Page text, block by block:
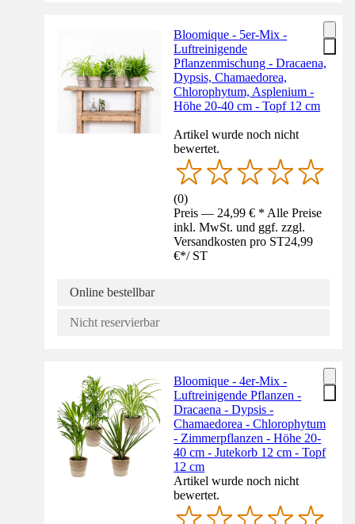
Bloomique - 5er-Mix -
Luftreinigende
Pflanzenmischung - Dracaena,
Dypsis, Chamaedorea,
Chlorophytum, Asplenium -
Höhe 20-40 cm - Topf 12 cm
Artikel wurde noch nicht
bewertet.
(0)
Preis — 24,99 € * Alle Preise
inkl. MwSt. und ggf. zzgl.
Versandkosten pro ST24,99
€*/ ST
Online bestellbar
Nicht reservierbar
Bloomique - 4er-Mix -
Luftreinigende Pflanzen -
Dracaena - Dypsis -
Chamaedorea - Chlorophytum
- Zimmerpflanzen - Höhe 20-
40 cm - Jutekorb 12 cm - Topf
12 cm
Artikel wurde noch nicht
bewertet.